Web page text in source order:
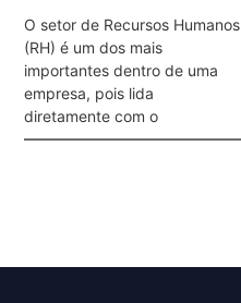
O setor de Recursos Humanos
(RH) é um dos mais
importantes dentro de uma
empresa, pois lida
diretamente com o